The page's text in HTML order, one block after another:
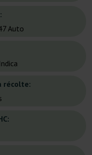
Auto
récolte: